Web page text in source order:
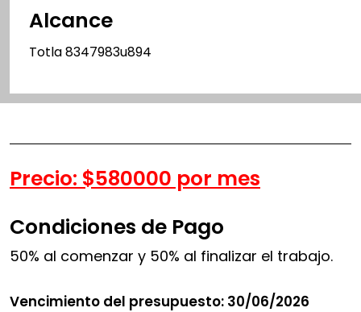
Alcance
Totla 8347983u894
Precio: $580000 por mes
Condiciones de Pago
50% al comenzar y 50% al finalizar el trabajo.
Vencimiento del presupuesto: 30/06/2026